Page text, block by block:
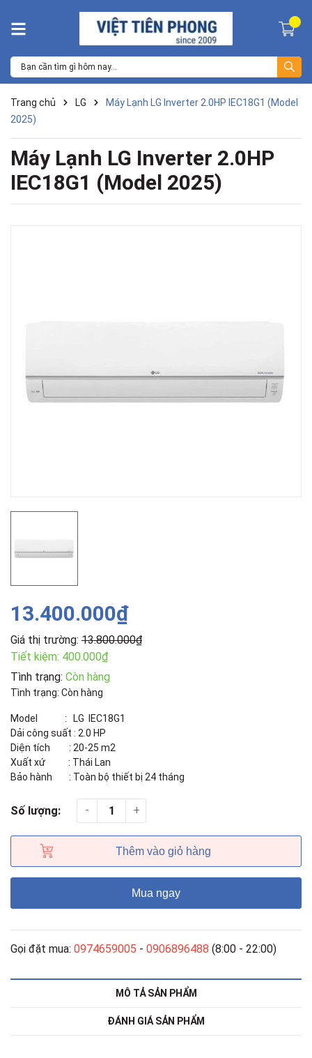
Trang chủ LG
Máy Lạnh LG Inverter 2.0HP IEC18G1 (Model
2025)
Máy Lạnh LG Inverter 2.0HP
IEC18G1 (Model 2025)
13.400.000₫
Giá thị trường: 13.800.000₫
Tiết kiệm: 400.000₫
Tình trạng: Còn hàng
Tình trạng: Còn hàng
Model : LG IEC18G1
Dải công suất : 2.0 HP
Diện tích : 20-25 m2
Xuất xứ : Thái Lan
Bảo hành : Toàn bộ thiết bị 24 tháng
Số lượng: - +
Thêm vào giỏ hàng
Mua ngay
Gọi đặt mua: 0974659005 - 0906896488 (8:00 - 22:00)
MÔ TẢ SẢN PHẨM
ĐÁNH GIÁ SẢN PHẨM